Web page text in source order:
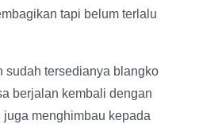
tapi belum terlalu
sudah tersedianya blangko
berjalan kembali dengan
menghimbau kepada